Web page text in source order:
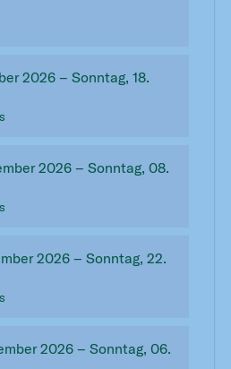
2026 – Sonntag, 18.
2026 – Sonntag, 08.
2026 – Sonntag, 22.
2026 – Sonntag, 06.